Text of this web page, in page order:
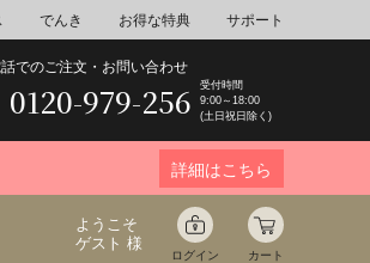
でんき お得な特典 サポート
でのご注文・お問い合わせ
0120-979-256
受付時間
9:00～18:00
(土日祝日除く)
詳細はこちら
ようこそ
ゲスト 様
ログイン カート